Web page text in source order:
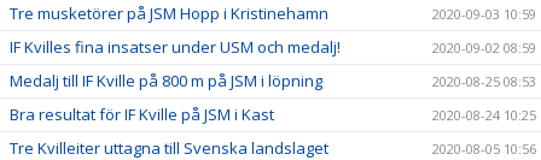
Tre musketörer på JSM Hopp i Kristinehamn 2020-09-03 10:59
IF Kvilles fina insatser under USM och medalj! 2020-09-02 08:59
Medalj till IF Kville på 800 m på JSM i löpning 2020-08-25 08:53
Bra resultat för IF Kville på JSM i Kast 2020-08-24 10:25
Tre Kvilleiter uttagna till Svenska landslaget 2020-08-05 10:56